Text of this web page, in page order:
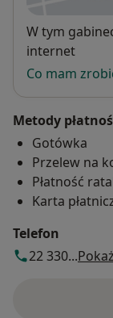
Dostępność
W tym
internet
Co mam
Metody
Gotówka
Przelew na
Płatność
Karta
Telefon
22 330...